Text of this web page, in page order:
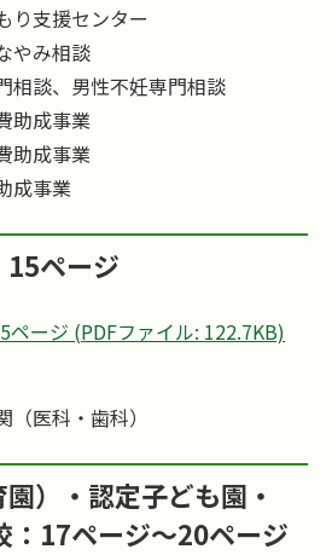
り支援センター
やみ相談
相談、男性不妊専門相談
助成事業
助成事業
成事業
15ページ
ページ (PDFファイル: 122.7KB)
医科・歯科）
）・認定子ども園・
：17ページ～20ページ